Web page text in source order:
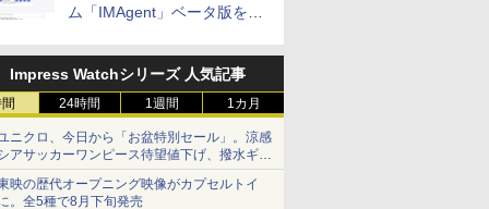
ム「IMAgent」ベータ版を提
Impress Watchシリーズ 人気記事
24時間 1週間 1カ月
ニクロ、今日から「お盆特別セール」。涼感
アサッカーワンピース待望値下げ、撥水ギア
ョーツは1990円に
映の歴代オープニング映像がカプセルトイ
。全5種で8月下旬発売